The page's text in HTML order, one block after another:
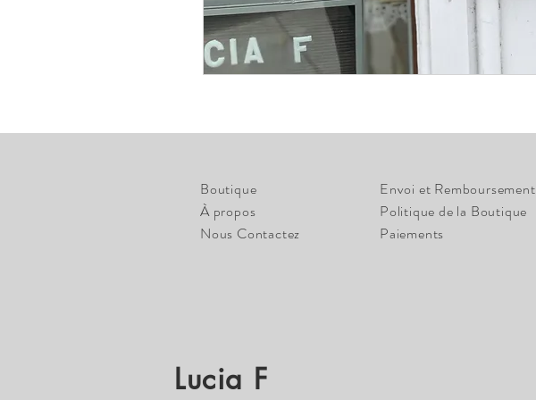
Boutique
À propos
Nous Contactez
Envoi et Remboursement
Politique de la Boutique
Paiements
Lucia F